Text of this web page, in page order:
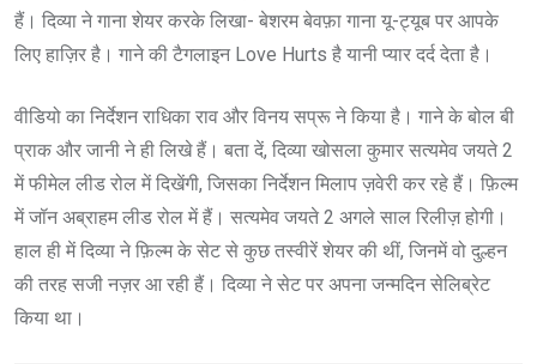
हैं। दिव्या ने गाना शेयर करके लिखा- बेशरम बेवफ़ा गाना यू-ट्यूब पर आपके
लिए हाज़िर है। गाने की टैगलाइन Love Hurts है यानी प्यार दर्द देता है।
वीडियो का निर्देशन राधिका राव और विनय सप्रू ने किया है। गाने के बोल बी
प्राक और जानी ने ही लिखे हैं। बता दें, दिव्या खोसला कुमार सत्यमेव जयते 2
में फीमेल लीड रोल में दिखेंगी, जिसका निर्देशन मिलाप ज़वेरी कर रहे हैं। फ़िल्म
में जॉन अब्राहम लीड रोल में हैं। सत्यमेव जयते 2 अगले साल रिलीज़ होगी।
हाल ही में दिव्या ने फ़िल्म के सेट से कुछ तस्वीरें शेयर की थीं, जिनमें वो दुल्हन
की तरह सजी नज़र आ रही हैं। दिव्या ने सेट पर अपना जन्मदिन सेलिब्रेट
किया था।